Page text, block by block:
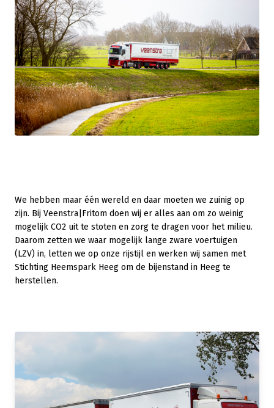
We hebben maar één wereld en daar moeten we zuinig op
zijn. Bij Veenstra|Fritom doen wij er alles aan om zo weinig
mogelijk CO2 uit te stoten en zorg te dragen voor het milieu.
Daarom zetten we waar mogelijk lange zware voertuigen
(LZV) in, letten we op onze rijstijl en werken wij samen met
Stichting Heemspark Heeg om de bijenstand in Heeg te
herstellen.